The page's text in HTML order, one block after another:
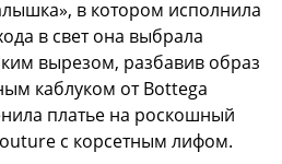
в котором исполнила
в свет она выбрала
вырезом, разбавив образ
каблуком от Bottega
платье на роскошный
с корсетным лифом.